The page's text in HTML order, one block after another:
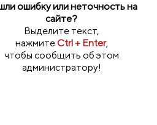
ошибку или неточность на
сайте?
Выделите текст,
нажмитеCtrl + Enter,
чтобы сообщить об этом
администратору!